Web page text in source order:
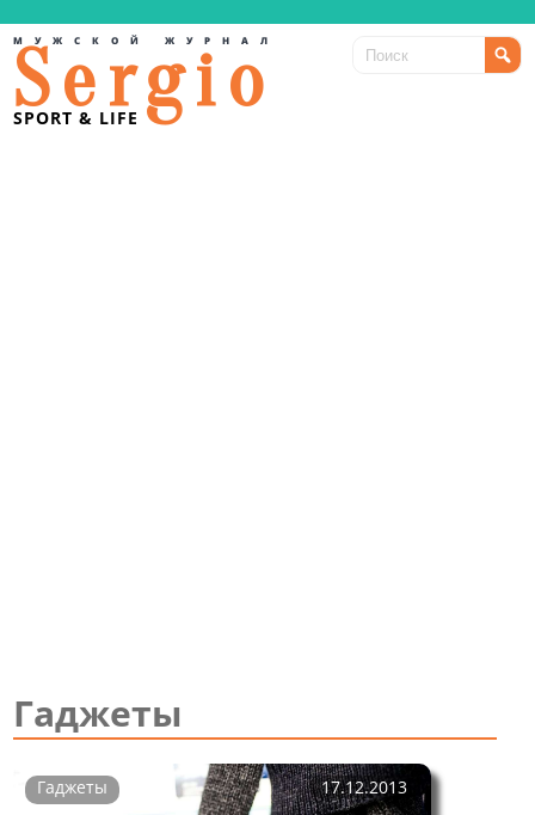
Sergio
SPORT & LIFE
МУЖСКОЙ ЖУРНАЛ
Гаджеты
Гаджеты 17.12.2013